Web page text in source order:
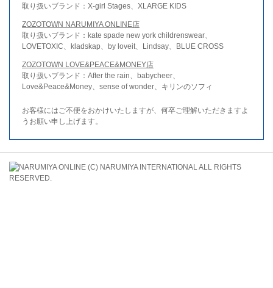
取り扱いブランド：X-girl Stages、XLARGE KIDS
ZOZOTOWN NARUMIYA ONLINE店
取り扱いブランド：kate spade new york childrenswear、
LOVETOXIC、kladskap、by loveit、Lindsay、BLUE CROSS
ZOZOTOWN LOVE&PEACE&MONEY店
取り扱いブランド：After the rain、babycheer、
Love&Peace&Money、sense of wonder、キリンのソフィ
お客様にはご不便をおかけいたしますが、何卒ご理解いただきますよ
うお願い申し上げます。